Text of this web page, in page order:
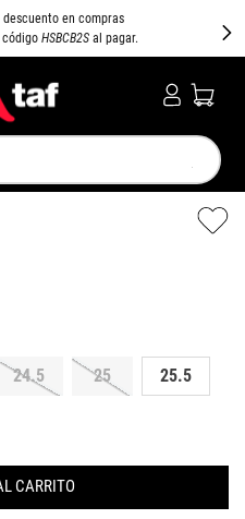
en compras
código HSBCB2Sal pagar.
24.5 25 25.5
CARRITO
FORCE 1